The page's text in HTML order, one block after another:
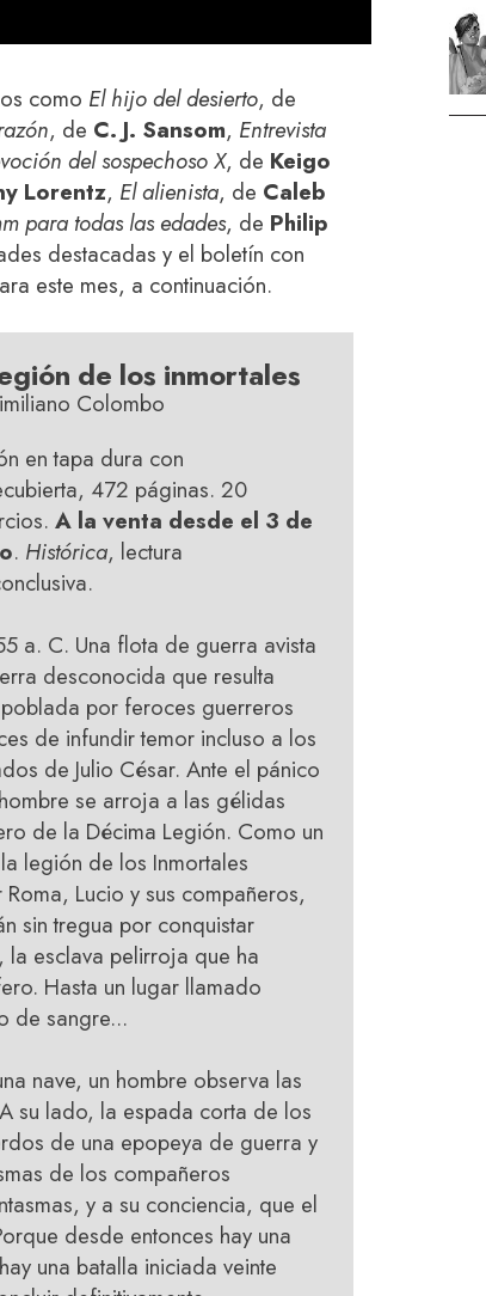
como El hijo del desierto, de
, de C. J. Sansom, Entrevista
del sospechoso X, de Keigo
Lorentz, El alienista, de Caleb
para todas las edades, de Philip
destacadas y el boletín con
este mes, a continuación.
de los inmortales
Colombo
en tapa dura con
472 páginas. 20
A la venta desde el 3 de
. Histórica, lectura
a. C. Una flota de guerra avista
desconocida que resulta
por feroces guerreros
de infundir temor incluso a los
de Julio César. Ante el pánico
se arroja a las gélidas
de la Décima Legión. Como un
legión de los Inmortales
Lucio y sus compañeros,
sin tregua por conquistar
la esclava pelirroja que ha
Hasta un lugar llamado
de sangre...
nave, un hombre observa las
su lado, la espada corta de los
de una epopeya de guerra y
de los compañeros
y a su conciencia, que el
desde entonces hay una
una batalla iniciada veinte